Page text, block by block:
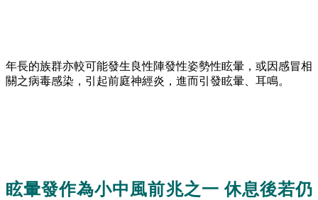
年長的族群亦較可能發生良性陣發性姿勢性眩暈，或因感冒相
關之病毒感染，引起前庭神經炎，進而引發眩暈、耳鳴。
眩暈發作為小中風前兆之一 休息後若仍